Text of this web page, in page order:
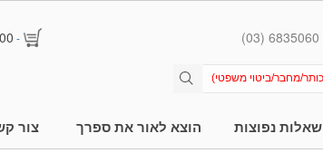
-
שאלות נפוצות הוצא לאור את ספרך צור